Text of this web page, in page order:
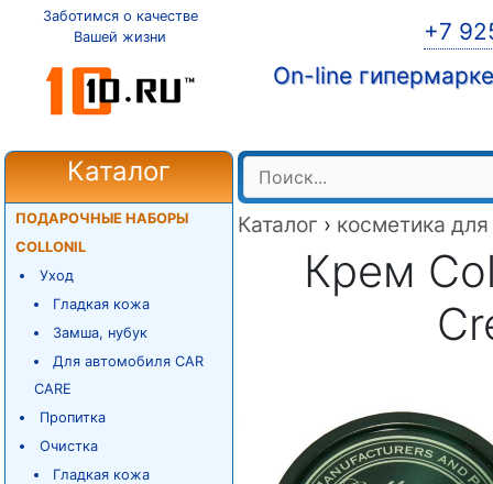
Заботимся о качестве
Вашей жизни
+7
On-line
Каталог
ПОДАРОЧНЫЕ НАБОРЫ
COLLONIL
Уход
Гладкая кожа
Замша, нубук
Для автомобиля CAR
CARE
Пропитка
Очистка
Гладкая кожа
Каталог › косметика
Крем